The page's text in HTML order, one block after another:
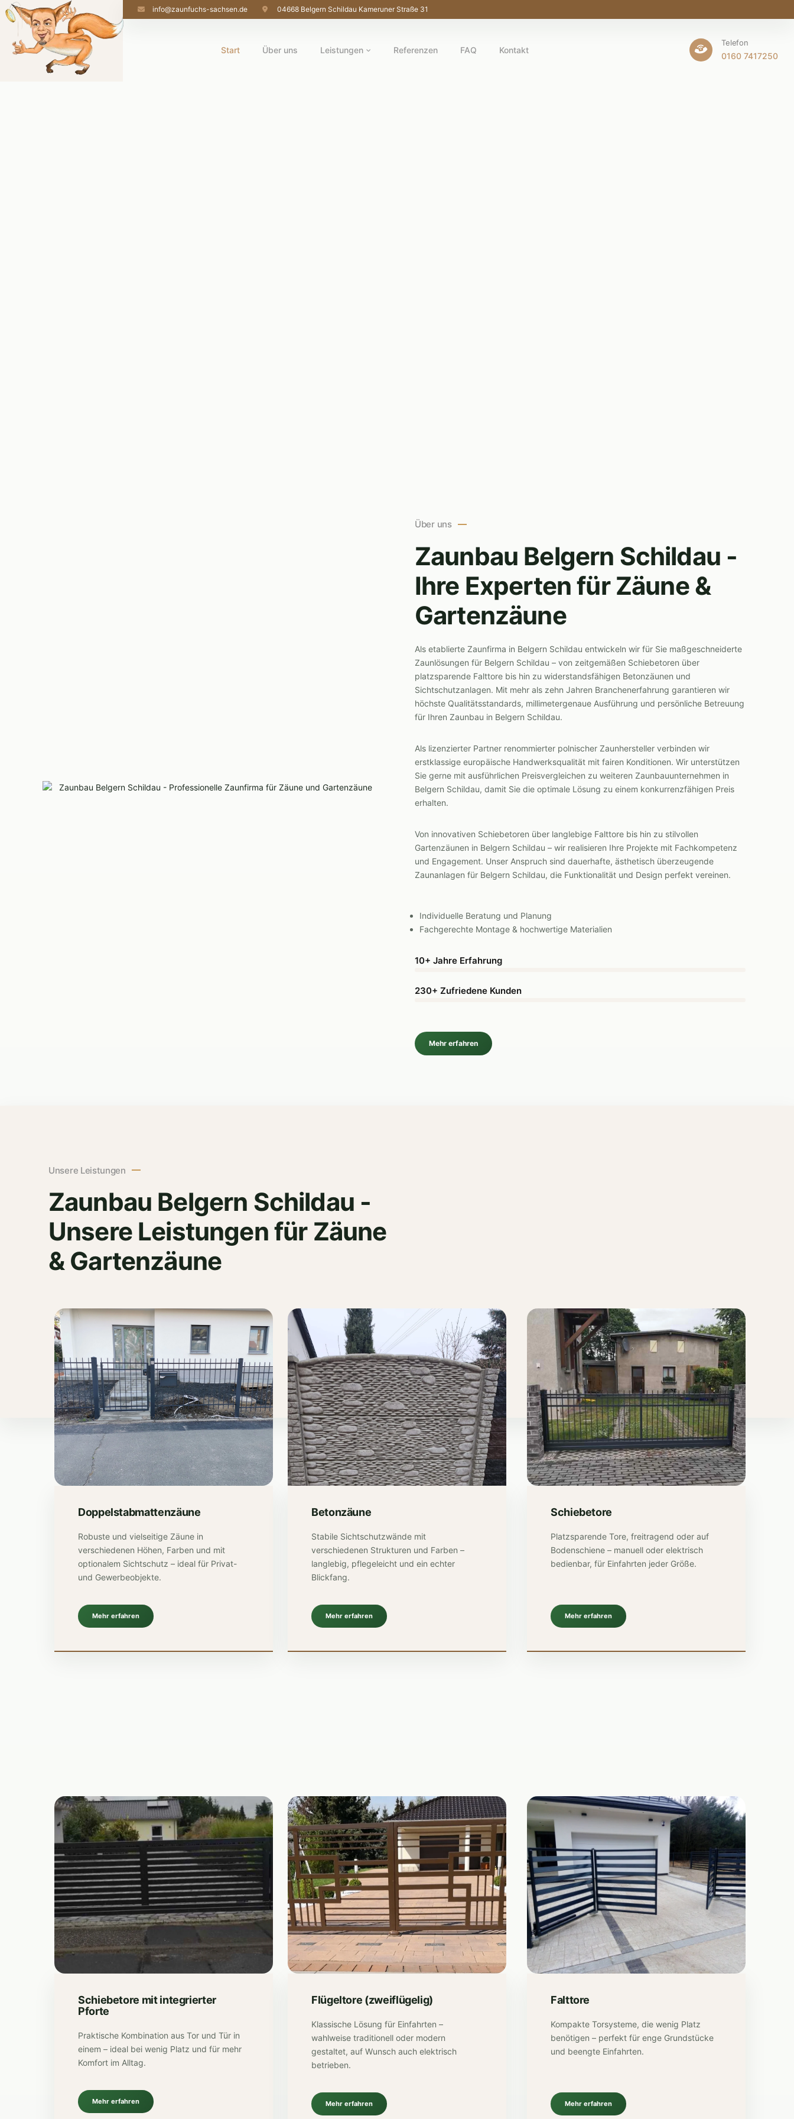
info@zaunfuchs-sachsen.de 04668 Belgern Schildau Kameruner Straße 31
Start Über uns Leistungen Referenzen FAQ Kontakt
Telefon
0160 7417250
Über uns
Zaunbau Belgern Schildau -
Ihre Experten für Zäune &
Gartenzäune
Als etablierte Zaunfirma in Belgern Schildau entwickeln wir für Sie maßgeschneiderte
Zaunlösungen für Belgern Schildau – von zeitgemäßen Schiebetoren über
platzsparende Falttore bis hin zu widerstandsfähigen Betonzäunen und
Sichtschutzanlagen. Mit mehr als zehn Jahren Branchenerfahrung garantieren wir
höchste Qualitätsstandards, millimetergenaue Ausführung und persönliche Betreuung
für Ihren Zaunbau in Belgern Schildau.
Als lizenzierter Partner renommierter polnischer Zaunhersteller verbinden wir
erstklassige europäische Handwerksqualität mit fairen Konditionen. Wir unterstützen
Sie gerne mit ausführlichen Preisvergleichen zu weiteren Zaunbauunternehmen in
Belgern Schildau, damit Sie die optimale Lösung zu einem konkurrenzfähigen Preis
erhalten.
Von innovativen Schiebetoren über langlebige Falttore bis hin zu stilvollen
Gartenzäunen in Belgern Schildau – wir realisieren Ihre Projekte mit Fachkompetenz
und Engagement. Unser Anspruch sind dauerhafte, ästhetisch überzeugende
Zaunanlagen für Belgern Schildau, die Funktionalität und Design perfekt vereinen.
Individuelle Beratung und Planung
Fachgerechte Montage & hochwertige Materialien
10+ Jahre Erfahrung
230+ Zufriedene Kunden
Mehr erfahren
Unsere Leistungen
Zaunbau Belgern Schildau -
Unsere Leistungen für Zäune
& Gartenzäune
Doppelstabmattenzäune
Robuste und vielseitige Zäune in
verschiedenen Höhen, Farben und mit
optionalem Sichtschutz – ideal für Privat-
und Gewerbeobjekte.
Mehr erfahren
Betonzäune
Stabile Sichtschutzwände mit
verschiedenen Strukturen und Farben –
langlebig, pflegeleicht und ein echter
Blickfang.
Mehr erfahren
Schiebetore
Platzsparende Tore, freitragend oder auf
Bodenschiene – manuell oder elektrisch
bedienbar, für Einfahrten jeder Größe.
Mehr erfahren
Schiebetore mit integrierter
Pforte
Praktische Kombination aus Tor und Tür in
einem – ideal bei wenig Platz und für mehr
Komfort im Alltag.
Mehr erfahren
Flügeltore (zweiflügelig)
Klassische Lösung für Einfahrten –
wahlweise traditionell oder modern
gestaltet, auf Wunsch auch elektrisch
betrieben.
Mehr erfahren
Falttore
Kompakte Torsysteme, die wenig Platz
benötigen – perfekt für enge Grundstücke
und beengte Einfahrten.
Mehr erfahren